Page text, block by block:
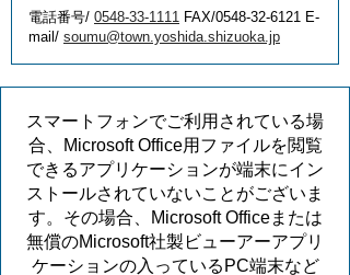
電話番号/ 0548-33-1111 FAX/0548-32-6121 E-
mail/ soumu@town.yoshida.shizuoka.jp
スマートフォンでご利用されている場
合、Microsoft Office用ファイルを閲覧
できるアプリケーションが端末にイン
ストールされていないことがございま
す。その場合、Microsoft Officeまたは
無償のMicrosoft社製ビューアーアプリ
ケーションの入っているPC端末など